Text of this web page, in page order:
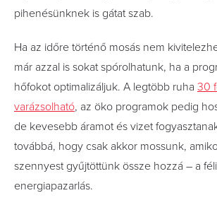
pihenésünknek is gátat szab.
Ha az időre történő mosás nem
már azzal is sokat spórolhatunk, ha a
hőfokot optimalizáljuk. A legtöbb ruha 30
varázsolható, az öko programok pedig
de kevesebb áramot és vizet
továbbá, hogy csak akkor mossunk,
szennyest gyűjtöttünk össze hozzá – a
energiapazarlás.